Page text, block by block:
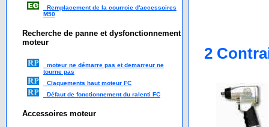
Remplacement de la courroie d'accessoires
M50
Recherche de panne et dysfonctionnement
moteur
moteur ne démarre pas et demarreur ne
tourne pas
Claquements haut moteur FC
Défaut de fonctionnement du ralenti FC
Accessoires moteur
2